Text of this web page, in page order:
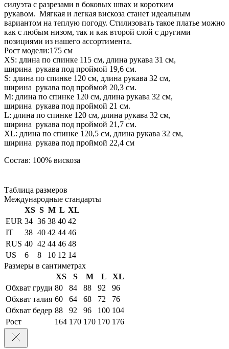
силуэта с разрезами в боковых швах и коротким
рукавом. Мягкая и легкая вискоза станет идеальным
вариантом на теплую погоду. Стилизовать такое платье можно
как с любым низом, так и как второй слой с другими
позициями из нашего ассортимента.
Рост модели:175 см
XS: длина по спинке 115 см, длина рукава 31 см,
ширина рукава под проймой 19,6 см.
S: длина по спинке 120 см, длина рукава 32 см,
ширина рукава под проймой 20,3 см.
М: длина по спинке 120 см, длина рукава 32 см,
ширина рукава под проймой 21 см.
L: длина по спинке 120 см, длина рукава 32 см,
ширина рукава под проймой 21,7 см.
XL: длина по спинке 120,5 см, длина рукава 32 см,
ширина рукава под проймой 22,4 см
Состав: 100% вискоза
Таблица размеров
Международные стандарты
XS S M L XL
EUR 34 36 38 40 42
IT
38 40 42 44 46
RUS 40 42 44 46 48
US
6 8 10 12 14
Размеры в сантиметрах
XS
S M L
XL
Обхват груди 80 84 88 92
96
Обхват талия 60 64 68 72
76
Обхват бедер 88 92 96 100 104
Рост
164 170 170 170 176